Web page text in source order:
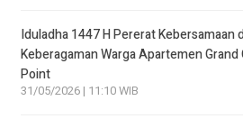
Iduladha 1447 H Pererat Kebersamaan
Keberagaman Warga Apartemen
Point
31/05/2026 | 11:10 WIB